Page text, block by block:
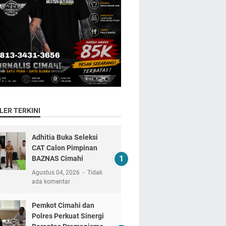
TERKINI
Adhitia Buka Seleksi
CAT Calon Pimpinan
BAZNAS Cimahi
Agustus 04, 2026
Tidak
ada komentar
Pemkot Cimahi dan
Polres Perkuat Sinergi